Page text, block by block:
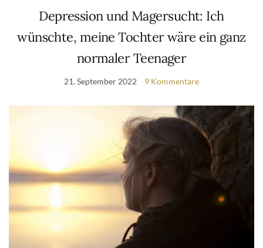
Depression und Magersucht: Ich
wünschte, meine Tochter wäre ein ganz
normaler Teenager
21. September 2022 9 Kommentare